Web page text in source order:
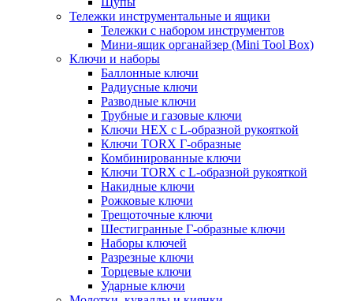
Тележки инструментальные и ящики
Тележки с набором инструментов
Мини-ящик органайзер (Mini Tool Box)
Ключи и наборы
Баллонные ключи
Радиусные ключи
Разводные ключи
Трубные и газовые ключи
Ключи HEX с L-образной рукояткой
Ключи TORX Г-образные
Комбинированные ключи
Ключи TORX с L-образной рукояткой
Накидные ключи
Рожковые ключи
Трещоточные ключи
Шестигранные Г-образные ключи
Наборы ключей
Разрезные ключи
Торцевые ключи
Ударные ключи